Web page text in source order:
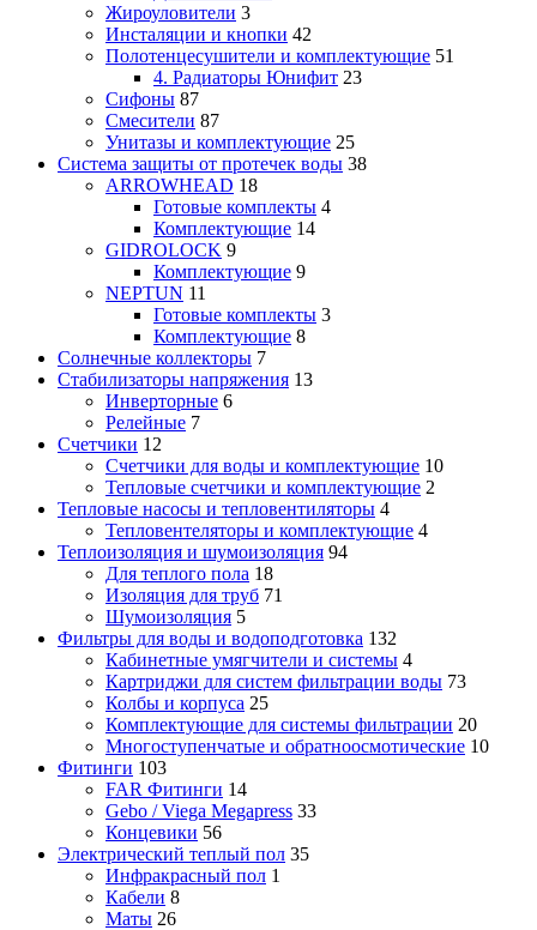
Жироуловители 3
Инсталяции и кнопки 42
Полотенцесушители и комплектующие 51
4. Радиаторы Юнифит 23
Сифоны 87
Смесители 87
Унитазы и комплектующие 25
Система защиты от протечек воды 38
ARROWHEAD 18
Готовые комплекты 4
Комплектующие 14
GIDROLOCK 9
Комплектующие 9
NEPTUN 11
Готовые комплекты 3
Комплектующие 8
Солнечные коллекторы 7
Стабилизаторы напряжения 13
Инверторные 6
Релейные 7
Счетчики 12
Счетчики для воды и комплектующие 10
Тепловые счетчики и комплектующие 2
Тепловые насосы и тепловентиляторы 4
Тепловентеляторы и комплектующие 4
Теплоизоляция и шумоизоляция 94
Для теплого пола 18
Изоляция для труб 71
Шумоизоляция 5
Фильтры для воды и водоподготовка 132
Кабинетные умягчители и системы 4
Картриджи для систем фильтрации воды 73
Колбы и корпуса 25
Комплектующие для системы фильтрации 20
Многоступенчатые и обратноосмотические 10
Фитинги 103
FAR Фитинги 14
Gebo / Viega Megapress 33
Концевики 56
Электрический теплый пол 35
Инфракрасный пол 1
Кабели 8
Маты 26